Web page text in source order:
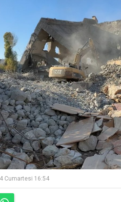
Cumartesi 16:54